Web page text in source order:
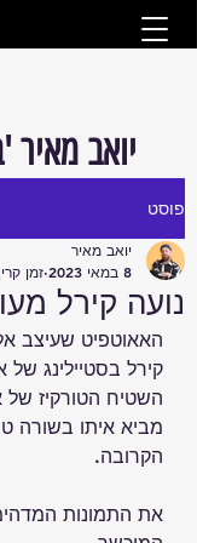
'יואב
פוסט
נועה קירל
יואב מאיר
8 במאי 2023
זמן קריאה
האאוטפיט שעיצב
קירל בסטיילינג
מביא איתו בשורה
הקרובה.
את התמונות